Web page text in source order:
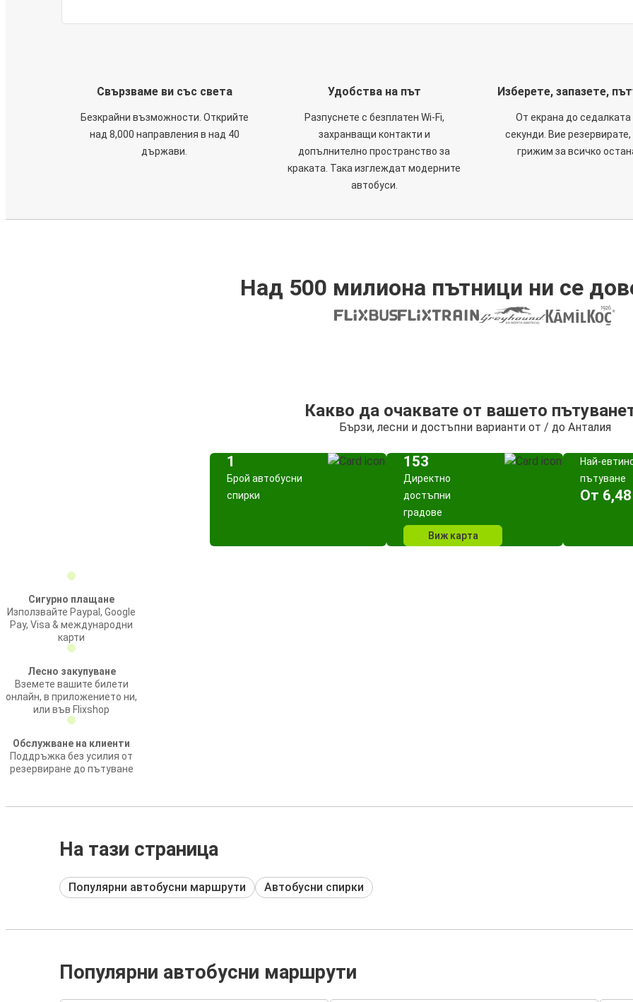
Свързваме ви със света
Безкрайни възможности. Открийте
над 8,000 направления в над 40
държави.
Удобства на път
Разпуснете с безплатен Wi-Fi,
захранващи контакти и
допълнително пространство за
краката. Така изглеждат модерните
автобуси.
Изберете, запазете,
От екрана до седалката
секунди. Вие резервирате,
грижим за всичко
Над 500 милиона пътници ни се
Какво да очаквате от вашето
Бързи, лесни и достъпни варианти от / до Анталия
1
Брой автобусни
спирки
153
Директно
достъпни
градове
Виж карта
Най-
пътуване
Oт
Сигурно плащане
Използвайте Paypal, Google
Pay, Visa & международни
карти
Лесно закупуване
Вземете вашите билети
онлайн, в приложението ни,
или във Flixshop
Обслужване на клиенти
Поддръжка без усилия от
резервиране до пътуване
На тази страница
Популярни автобусни маршрути Автобусни спирки
Популярни автобусни маршрути